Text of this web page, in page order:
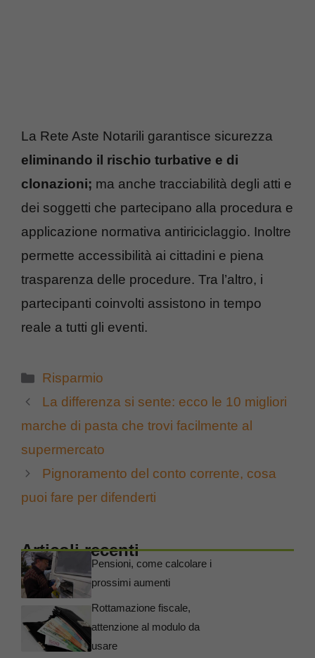
La Rete Aste Notarili garantisce sicurezza
eliminando il rischio turbative e di
clonazioni; ma anche tracciabilità degli atti e
dei soggetti che partecipano alla procedura e
applicazione normativa antiriciclaggio. Inoltre
permette accessibilità ai cittadini e piena
trasparenza delle procedure. Tra l’altro, i
partecipanti coinvolti assistono in tempo
reale a tutti gli eventi.
Categorie
Risparmio
La differenza si sente: ecco le 10 migliori
marche di pasta che trovi facilmente al
supermercato
Pignoramento del conto corrente, cosa
puoi fare per difenderti
Articoli recenti
Pensioni, come calcolare i
prossimi aumenti
Rottamazione fiscale,
attenzione al modulo da
usare